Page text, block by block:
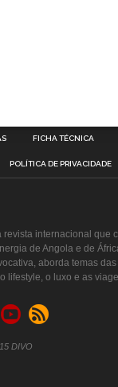
FICHA TÉCNICA
POLÍTICA DE PRIVACIDADE
revista internacional que
de Angola e de
aborda temas das
lifestyle, o luxo e as
DIVO